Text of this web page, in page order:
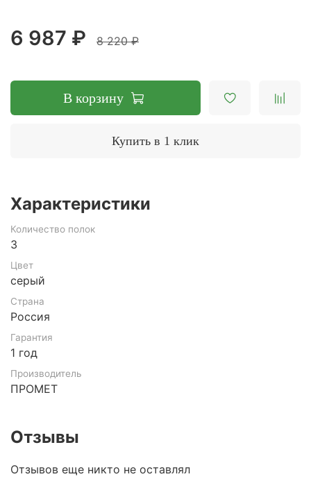
6 987 ₽ 8 220 ₽
В корзину
Купить в 1 клик
Характеристики
Количество полок
3
Цвет
серый
Страна
Россия
Гарантия
1 год
Производитель
ПРОМЕТ
Отзывы
Отзывов еще никто не оставлял